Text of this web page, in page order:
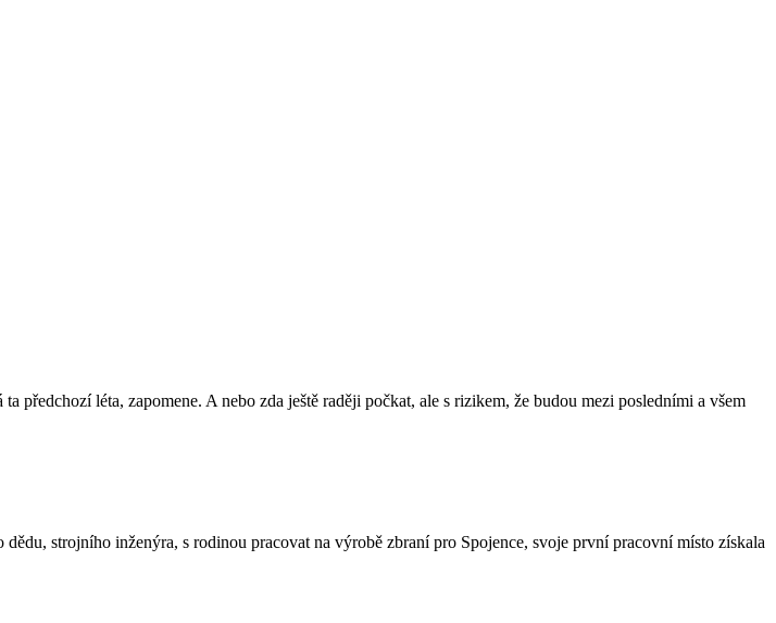
léta, zapomene. A nebo zda ještě raději počkat, ale s rizikem, že budou mezi posledními a všem
strojního inženýra, s rodinou pracovat na výrobě zbraní pro Spojence, svoje první pracovní místo získala